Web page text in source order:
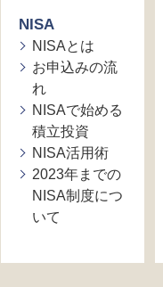
NISA
NISAとは
お申込みの流
れ
NISAで始める
積立投資
NISA活用術
2023年までの
NISA制度につ
いて